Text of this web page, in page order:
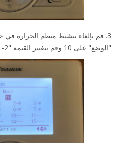
3. قم بإلغاء تنشيط منظم الحرارة
"الوضع" على 10 وقم بتغيير القيمة "2- *" إلى "2-02".